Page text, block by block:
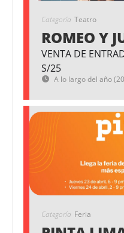
Categoría Teatro
ROMEO Y
VENTA DE
S/25
A lo largo del año
Categoría Feria